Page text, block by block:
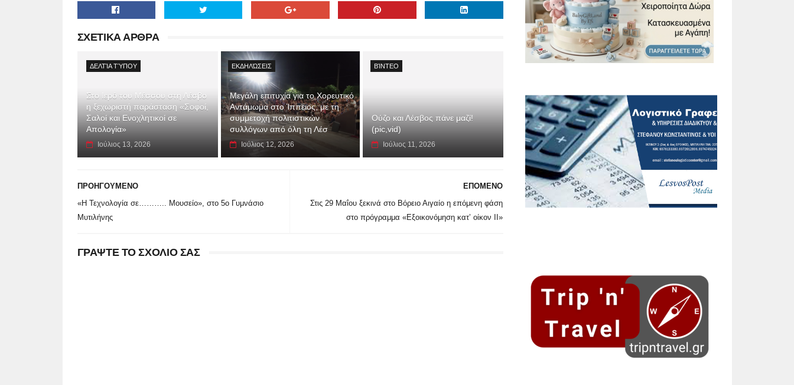
ΣΧΕΤΙΚΑ ΑΡΘΡΑ
ΔΕΛΤΊΑ ΤΎΠΟΥ
Στο Ιερό του Μέσσου στη Λέσβο
η ξεχωριστή παράσταση «Σοφοί,
Σαλοί και Ενοχλητικοί σε
Απολογία»
Ιούλιος 13, 2026
ΕΚΔΗΛΏΣΕΙΣ
Μεγάλη επιτυχία για το Χορευτικό
Αντάμωμα στο Ίππειος, με τη
συμμετοχή πολιτιστικών
συλλόγων από όλη τη Λέσ
Ιούλιος 12, 2026
ΒΊΝΤΕΟ
Ούζο και Λέσβος πάνε μαζί!
(pic,vid)
Ιούλιος 11, 2026
ΕΠΟΜΕΝΟ
Στις 29 Μαΐου ξεκινά στο Βόρειο Αιγαίο η επόμενη φάση
στο πρόγραμμα «Εξοικονόμηση κατ’ οίκον ΙΙ»
ΠΡΟΗΓΟΥΜΕΝΟ
«Η Τεχνολογία σε……….. Μουσείο», στο 5ο Γυμνάσιο
Μυτιλήνης
ΓΡΑΨΤΕ ΤΟ ΣΧΟΛΙΟ ΣΑΣ